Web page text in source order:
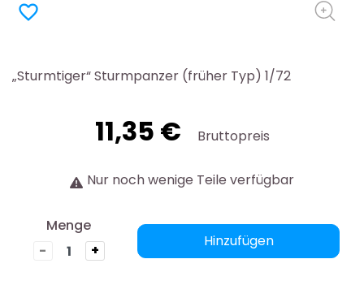
favorite_border
„Sturmtiger“ Sturmpanzer (früher Typ) 1/72
11,35 € Bruttopreis
Nur noch wenige Teile verfügbar
Menge
-
+
Hinzufügen